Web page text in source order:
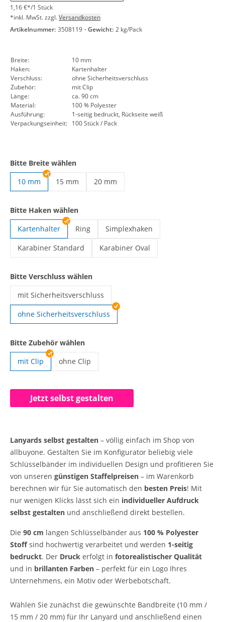
1,16 €*/1 Stück
*inkl. MwSt. zzgl.Versandkosten
Artikelnummer: 3508119 · Gewicht: 2 kg/Pack
Breite:
10 mm
Haken:
Kartenhalter
Verschluss:
ohne Sicherheitsverschluss
Zubehör:
mit Clip
Länge:
ca. 90 cm
Material:
100 % Polyester
Ausführung:
1-seitig bedruckt, Rückseite weiß
Verpackungseinheit: 100 Stück / Pack
Bitte Breite wählen
10 mm
15 mm
20 mm
Bitte Haken wählen
Kartenhalter
Ring
Lanyards selbst gestalten | Ring
Simplexhaken
Lanyards selbst gestalten |
Karabiner Standard
Karabiner Oval
Bitte Verschluss wählen
mit Sicherheitsverschluss
Lanyards selbst gestalten | mit Sicherheitsverschluss
ohne Sicherheitsverschluss
Bitte Zubehör wählen
mit Clip
ohne Clip
Jetzt selbst gestalten
Lanyards selbst gestalten – völlig einfach im Shop von
allbuyone. Gestalten Sie im Konfigurator beliebig viele
Schlüsselbänder im individuellen Design und profitieren Sie
von unseren günstigen Staffelpreisen – im Warenkorb
berechnen wir für Sie automatisch den besten Preis! Mit
nur wenigen Klicks lässt sich ein individueller Aufdruck
selbst gestalten und anschließend direkt bestellen.
Die 90 cm langen Schlüsselbänder aus 100 % Polyester
Stoffsind hochwertig verarbeitet und werden 1-seitig
bedruckt. Der Druck erfolgt in fotorealistischer Qualität
und in brillanten Farben – perfekt für ein Logo Ihres
Unternehmens, ein Motiv oder Werbebotschaft.
Wählen Sie zunächst die gewünschte Bandbreite (10 mm /
15 mm / 20 mm) für Ihr Lanyard und anschließend einen